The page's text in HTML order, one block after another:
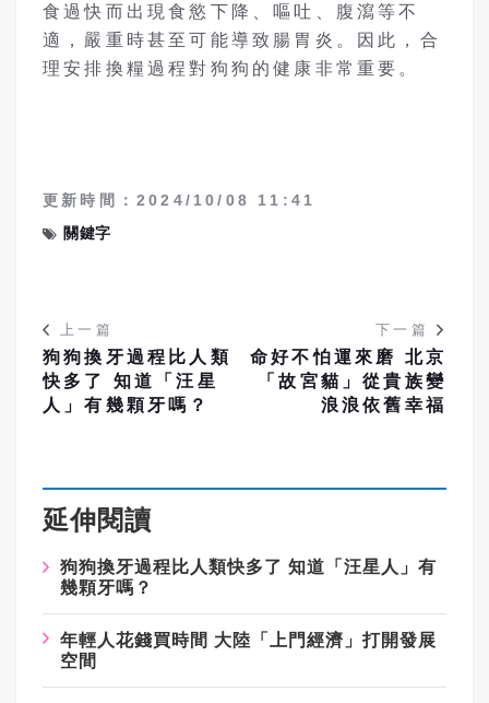
食過快而出現食慾下降、嘔吐、腹瀉等不
適，嚴重時甚至可能導致腸胃炎。因此，合
理安排換糧過程對狗狗的健康非常重要。
更新時間：2024/10/08 11:41
關鍵字
上一篇
狗狗換牙過程比人類
快多了 知道「汪星
人」有幾顆牙嗎？
下一篇
命好不怕運來磨 北京
「故宮貓」從貴族變
浪浪依舊幸福
延伸閱讀
狗狗換牙過程比人類快多了 知道「汪星人」有
幾顆牙嗎？
年輕人花錢買時間 大陸「上門經濟」打開發展
空間